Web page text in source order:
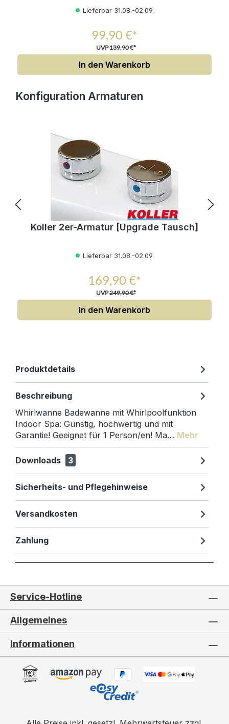
Lieferbar 31.08.-02.09.
99,90 €*
UVP139,90 €*
In den Warenkorb
Produktgalerie überspringen
Konfiguration Armaturen
Koller 2er-Armatur [Upgrade Tausch]
Lieferbar 31.08.-02.09.
169,90 €*
UVP249,90 €*
In den Warenkorb
Produktdetails
Beschreibung
Whirlwanne Badewanne mit Whirlpoolfunktion
Indoor Spa: Günstig, hochwertig und mit
Garantie! Geeignet für 1 Person/en! Ma… Mehr
Downloads 3
Sicherheits- und Pflegehinweise
Versandkosten
Zahlung
Service-Hotline
Allgemeines
Informationen